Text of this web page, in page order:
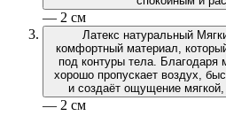
— 2 см
Латекс натуральный
комфортный материал,
под контуры тела. Благодаря
хорошо пропускает воздух,
и создаёт ощущение
— 2 см